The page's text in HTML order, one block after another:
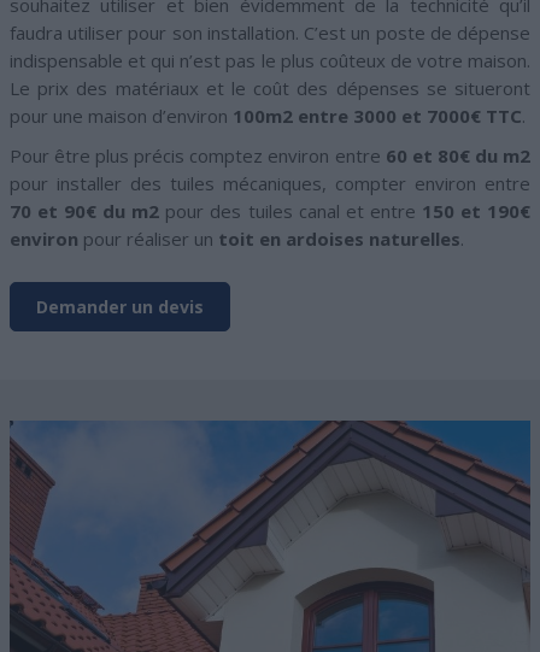
souhaitez utiliser et bien évidemment de la technicité qu’il
faudra utiliser pour son installation. C’est un poste de dépense
indispensable et qui n’est pas le plus coûteux de votre maison.
Le prix des matériaux et le coût des dépenses se situeront
pour une maison d’environ 100m2 entre 3000 et 7000€ TTC.
Pour être plus précis comptez environ entre 60 et 80€ du m2
pour installer des tuiles mécaniques, compter environ entre
70 et 90€ du m2 pour des tuiles canal et entre 150 et 190€
environ pour réaliser un toit en ardoises naturelles.
Demander un devis